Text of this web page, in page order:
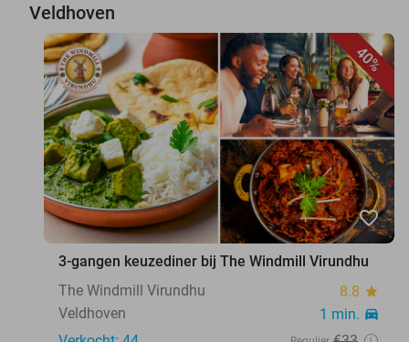
Veldhoven
40%
favorite_border
3-gangen keuzediner bij The Windmill Virundhu
The Windmill Virundhu
8.8 star
Veldhoven 1 min. directions_car